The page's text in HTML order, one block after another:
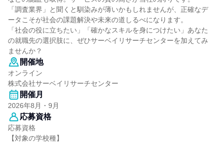
「調査業界」と聞くと馴染みが薄いかもしれませんが、正確なデ
ータこそが社会の課題解決や未来の道しるべになります。
「社会の役に立ちたい」「確かなスキルを身につけたい」あなた
の就職先の選択肢に、ぜひサーベイリサーチセンターを加えてみ
ませんか？
開催地
オンライン
株式会社サーベイリサーチセンター
開催月
2026年8月・9月
応募資格
応募資格
【対象の学校種】